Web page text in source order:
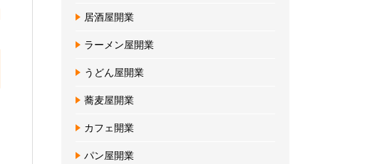
居酒屋開業
ラーメン屋開業
うどん屋開業
蕎麦屋開業
カフェ開業
パン屋開業